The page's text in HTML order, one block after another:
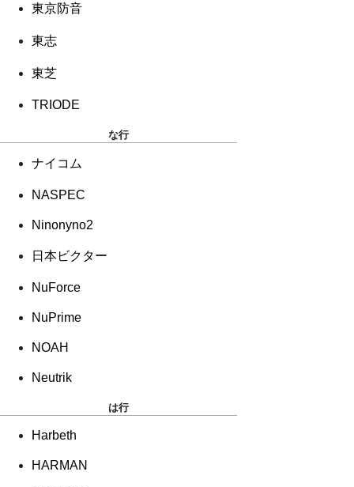
東京防音
東志
東芝
TRIODE
な行
ナイコム
NASPEC
Ninonyno2
日本ビクター
NuForce
NuPrime
NOAH
Neutrik
は行
Harbeth
HARMAN